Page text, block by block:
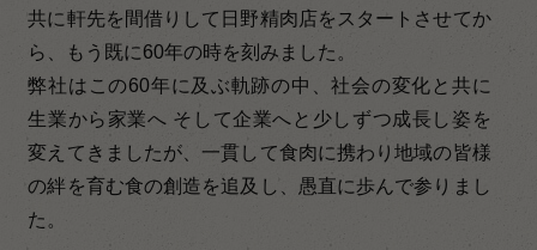
共に軒先を間借りして日野精肉店をスタートさせてか
ら、もう既に60年の時を刻みました。
弊社はこの60年に及ぶ軌跡の中、社会の変化と共に
生業から家業へ そして企業へと少しずつ成長し姿を
変えてきましたが、一貫して食肉に携わり地域の皆様
の絆を育む食の創造を追及し、愚直に歩んで参りまし
た。